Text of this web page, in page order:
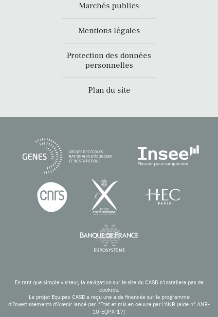
Marchés publics
Mentions légales
Protection des données
personnelles
Plan du site
En tant que simple visiteur, la navigation sur le site du CASD n'installera pas de
cookies.
Le projet Equipex CASD a reçu une aide financée sur le programme
d’Investissements d’Avenir lancé par l’Etat et mis en oeuvre par l’ANR (aide n° ANR-
10-EQPX-17)